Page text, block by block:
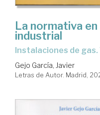
La normativa
industrial
instalaciones de gas.
Gejo García, Javier
Letras de Autor. Madrid,